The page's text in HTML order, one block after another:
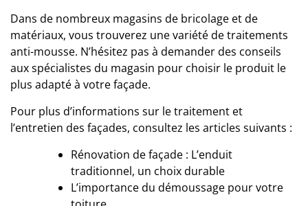
Dans de nombreux magasins de bricolage et de
matériaux, vous trouverez une variété de traitements
anti-mousse. N’hésitez pas à demander des conseils
aux spécialistes du magasin pour choisir le produit le
plus adapté à votre façade.
Pour plus d’informations sur le traitement et
l’entretien des façades, consultez les articles suivants :
Rénovation de façade : L’enduit
traditionnel, un choix durable
L’importance du démoussage pour votre